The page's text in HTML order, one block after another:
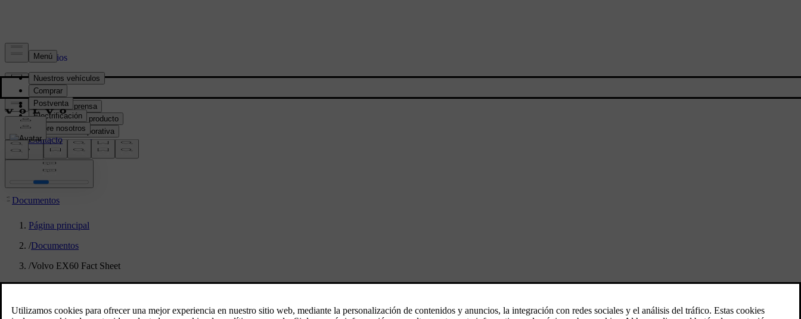
Prensa y Medios
Material de prensa
Información del producto
Información corporativa
Contacto de medios
location:
Documentos
Página principal
/Documentos
/Volvo EX60 Fact Sheet